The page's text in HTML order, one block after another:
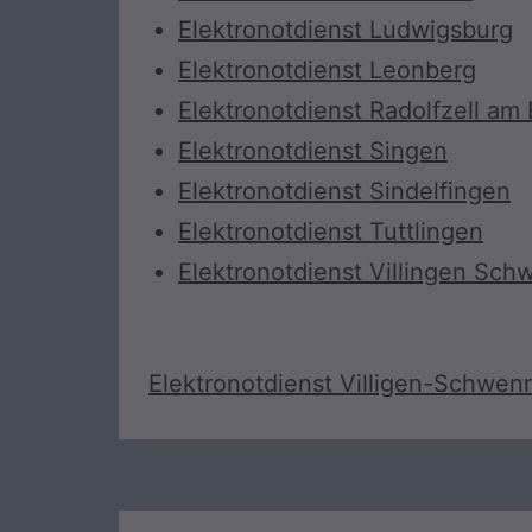
Elektronotdienst Ludwigsburg
Elektronotdienst Leonberg
Elektronotdienst Radolfzell am
Elektronotdienst Singen
Elektronotdienst Sindelfingen
Elektronotdienst Tuttlingen
Elektronotdienst Villingen
Elektronotdienst Villigen-